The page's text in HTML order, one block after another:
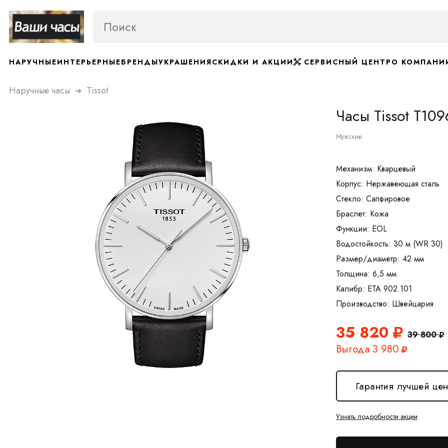
НАРУЧНЫЕИНТЕРЬЕРНЫЕБРЕНДЫУКРАШЕНИЯСКИДКИ И АКЦИИ СЕРВИСНЫЙ ЦЕНТРО
Наручные часы ➜ Tissot
Часы Tissot
Мужские
Механизм: Кварцевый
Корпус: Нержавеющая сталь
Стекло: Сапфировое
Браслет: Кожа
Функции: EOL
Водостойкость: 30 м (WR 30)
Размер/диаметр: 42 мм
Толщина: 6,5 мм
Калибр: ETA 902.101
35 820 39 800
Выгода 3 980
Гарантия лучшей
Узнать подробности акции